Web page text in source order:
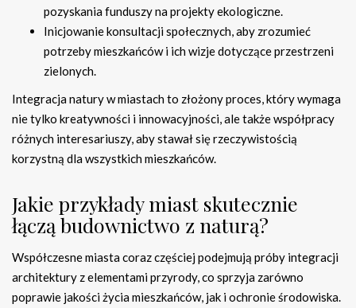
pozyskania funduszy na projekty ekologiczne.
Inicjowanie konsultacji społecznych, aby zrozumieć
potrzeby mieszkańców i ich wizje dotyczące przestrzeni
zielonych.
Integracja natury w miastach to złożony proces, który wymaga
nie tylko kreatywności i innowacyjności, ale także współpracy
różnych interesariuszy, aby stawał się rzeczywistością
korzystną dla wszystkich mieszkańców.
Jakie przykłady miast skutecznie
łączą budownictwo z naturą?
Współczesne miasta coraz częściej podejmują próby integracji
architektury z elementami przyrody, co sprzyja zarówno
poprawie jakości życia mieszkańców, jak i ochronie środowiska.